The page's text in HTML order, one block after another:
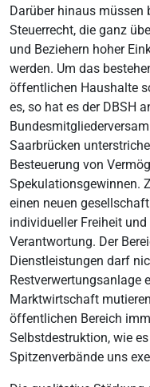
Darüber hinaus müssen
Steuerrecht, die ganz
und Beziehern hoher
werden. Um das
öffentlichen Haushalte
es, so hat es der DBSH
Saarbrücken
Besteuerung von
Spekulationsgewinnen.
einen neuen
individueller Freiheit
Verantwortung. Der
Dienstleistungen darf
Restverwertungsanlage
Marktwirtschaft
öffentlichen Bereich
Selbstdestruktion, wie
Spitzenverbände uns